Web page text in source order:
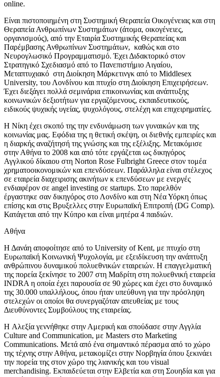
online.
Είναι πιστοποιημένη στη Συστημική Θεραπεία Οικογένειας και στη
Θεραπεία Ανθρωπίνων Συστημάτων (άτομα, οικογένειες,
οργανισμούς), από την Εταιρία Συστημικής Θεραπείας και
Παρέμβασης Ανθρωπίνων Συστημάτων, καθώς και στο
Νευρογλωσικό Προγραμματισμό. Έχει Διδακτορικό στον
Στρατηγικό Σχεδιασμό από το Πανεπιστήμιο Αιγαίου,
Μεταπτυχιακό στη Διοίκηση Μάρκετινγκ από το Middlesex
University, του Λονδίνου και πτυχίο στη Διοίκηση Επιχειρήσεων.
Έχει διεξάγει πολλά σεμινάρια επικοινωνίας και ανάπτυξης
κοινωνικών δεξιοτήτων για εργαζόμενους, εκπαιδευτικούς,
ειδικούς ψυχικής υγείας, ψυχολόγους, στελέχη και επιχειρηματίες.
Η Νίκη έχει σκοπό της την ενδυνάμωση των γυναικών και της
κοινωνίας μας. Εφόδια της η θετική σκέψη, οι διεθνής εμπειρίες και
η διαρκής αναζήτησή της γνώσης και της εξέλιξης. Μετακόμισε
στην Αθήνα το 2008 και από τότε εργάζεται ως δικηγόρος
Αγγλικού δίκαιου στη Norton Rose Fulbright Greece στον τομέα
χρηματοοικονομικών και επενδύσεων. Παράλληλα είναι στέλεχος
σε εταιρεία διαχειρισης ακινήτων κ επενδύσεων με ενεργές
ενδιαφέρον σε angel investing σε startups. Στο παρελθόν
έργαστηκε σαν δικηγόρος στο Λονδίνο και στη Νέα Υόρκη όπως
επίσης και στις Βρυξελλες στην Ευρωπαϊκή Επιτροπή (DG Comp).
Κατάγεται από την Κύπρο και είναι μητέρα 4 παιδιών.
Αθήνα
Η Δανάη αποφοίτησε από το University of Kent, με πτυχίο στη
Ευρωπαϊκή Κοινωνική Ψυχολογία, με εξειδίκευση την ανάπτυξη
ανθρώπινου δυναμικού πολυεθνικών εταιρειών. Η επαγγελματική
της πορεία ξεκίνησε το 2007 στη Μαδρίτη στη πολυεθνική εταιρεία
INDRA η οποία έχει παρουσία σε 90 χώρες και έχει στο δυναμικό
της 30.000 υπαλλήλους, όπου ήταν υπεύθυνη για την πρόσληψη
στελεχών οι οποίοι θα συνεργαζόταν απευθείας με τους
Διευθύνοντες Συμβούλους της εταιρείας.
H Αλεξία γεννήθηκε στην Αμερική και σπούδασε στην Αγγλία
Culture and Communication, με Masters στο Marketing
Communications. Μετά από ένα σημαντικό πέρασμα από το χώρο
της τέχνης στην Αθήνα, μετακομίζει στην Νορβηγία όπου ξεκινάει
την πορεία της στον χώρο της λιανικής και του visual
merchandising. Εκπαιδεύεται στην Ελβετία και στη Σουηδία και για